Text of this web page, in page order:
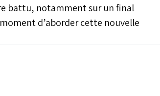
battu, notamment sur un final
d’aborder cette nouvelle